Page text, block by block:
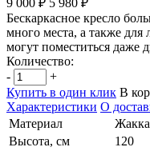
9 000 ₽ 5 980 ₽
Бескаркасное кресло
много места, а также
могут поместиться даже
Количество:
-
+
Купить в один клик В
Характеристики О
Материал
Высота, см
120